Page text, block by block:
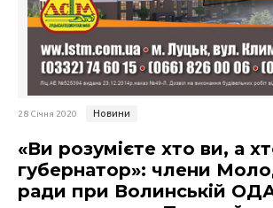
28 Січня 2020 Новини
«Ви розумієте хто ви, а
губернатор»: члени
ради при Волинській